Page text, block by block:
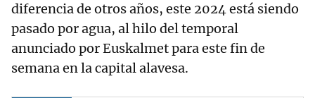
diferencia de otros años, este 2024 está siendo
pasado por agua, al hilo del temporal
anunciado por Euskalmet para este fin de
semana en la capital alavesa.